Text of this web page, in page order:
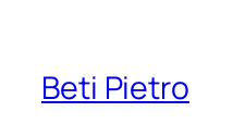
Beti Pietro